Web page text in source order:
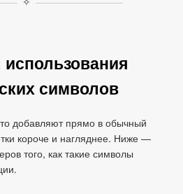
символов
добавляют прямо в обычный
короче и нагляднее. Ниже —
того, как такие символы